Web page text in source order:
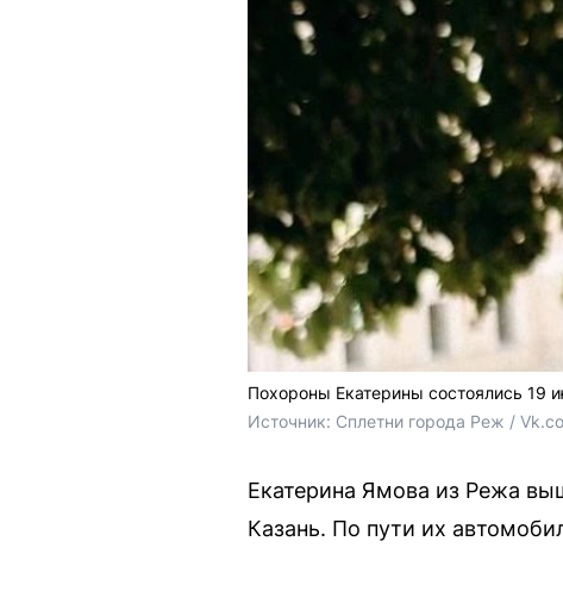
Похороны Екатерины состоялись 19
Источник: Сплетни города Реж /
Екатерина Ямова из Режа
Казань. По пути их